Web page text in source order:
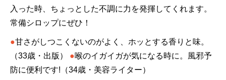
入った時、ちょっとした不調に力を発揮してくれます。
常備シロップにぜひ！
●甘さがしつこくないのがよく、ホッとする香りと味。
（33歳・出版）
●喉のイガイガが気になる時に。風邪予
防に便利です!（34歳・美容ライター）